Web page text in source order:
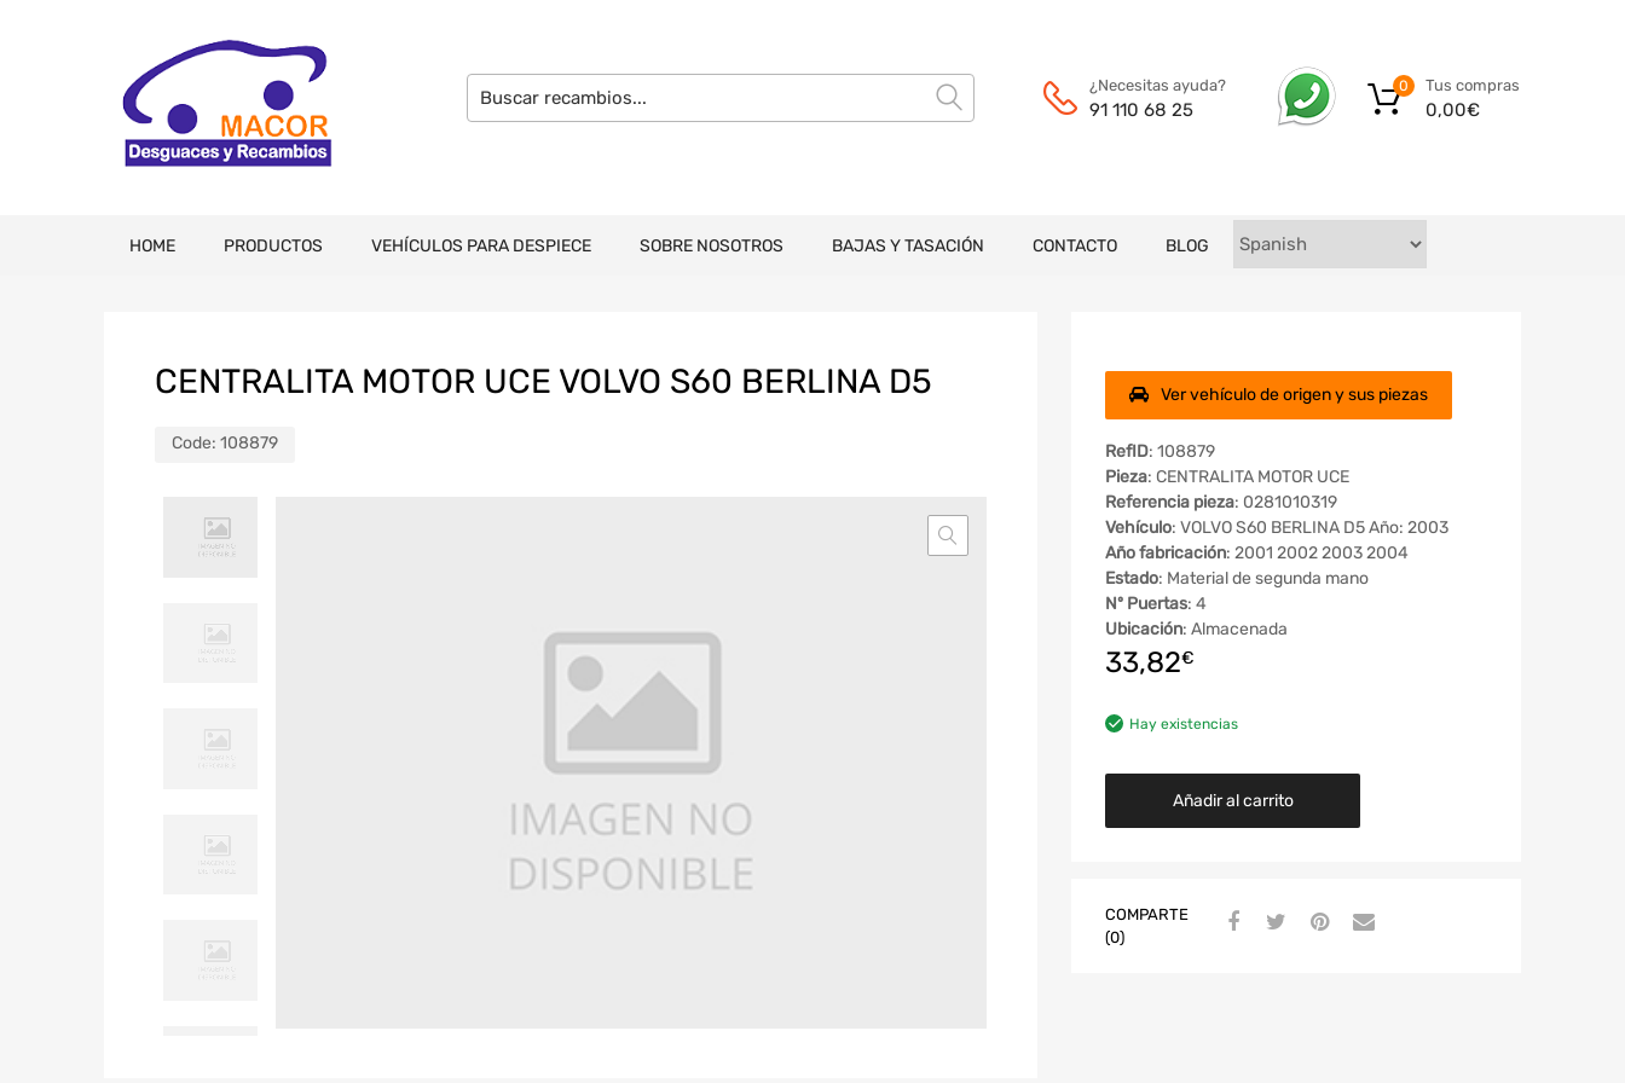
¿Necesitas ayuda?
91 110 68 25
Tus compras
0,00€
0
HOME PRODUCTOS VEHÍCULOS PARA DESPIECE SOBRE NOSOTROS BAJAS Y TASACIÓN CONTACTO BLOG
CENTRALITA MOTOR UCE VOLVO S60 BERLINA D5
Code: 108879
Ver vehículo de origen y sus piezas
RefID: 108879
Pieza: CENTRALITA MOTOR UCE
Referencia pieza: 0281010319
Vehículo: VOLVO S60 BERLINA D5 Año: 2003
Año fabricación: 2001 2002 2003 2004
Estado: Material de segunda mano
Nº Puertas: 4
Ubicación: Almacenada
33,82€
Hay existencias
Añadir al carrito
COMPARTE
(0)